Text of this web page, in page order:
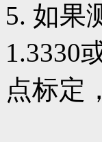
5. 如果
1.3330
点标定